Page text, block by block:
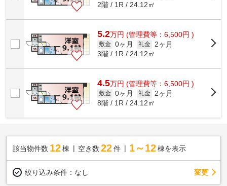
2階 / 1R / 24.12㎡
5.2万円 (管理費等：6,500円 )
敷金 0ヶ月 礼金 2ヶ月
3階 / 1R / 24.12㎡
4.5万円 (管理費等：6,500円 )
敷金 0ヶ月 礼金 2ヶ月
8階 / 1R / 24.12㎡
該当物件数 12棟 空き数 22 件 1～12 棟を表示
絞り込み条件： なし 変更